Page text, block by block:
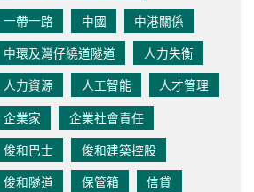
一帶一路
中國
中港關係
中環及灣仔繞道隧道
人力失衡
人力資源
人工智能
人才管理
企業家
企業社會責任
俊和巴士
俊和建築控股
俊和隧道
保管箱
信貸